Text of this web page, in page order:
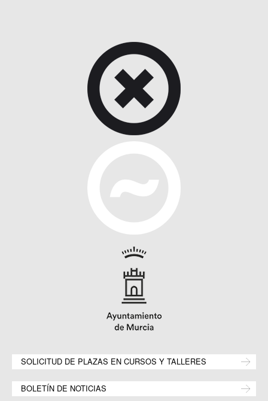
SOLICITUD DE PLAZAS EN CURSOS Y TALLERES
BOLETÍN DE NOTICIAS